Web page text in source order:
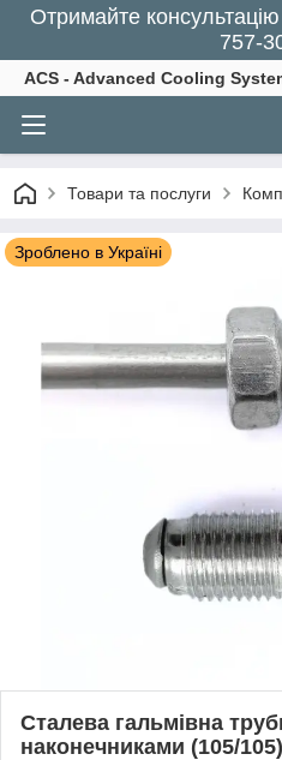
Отримайте
757-
ACS - Advanced Cooling
Товари та послуги
Зроблено в Україні
Сталева гальмівна
наконечниками (105/